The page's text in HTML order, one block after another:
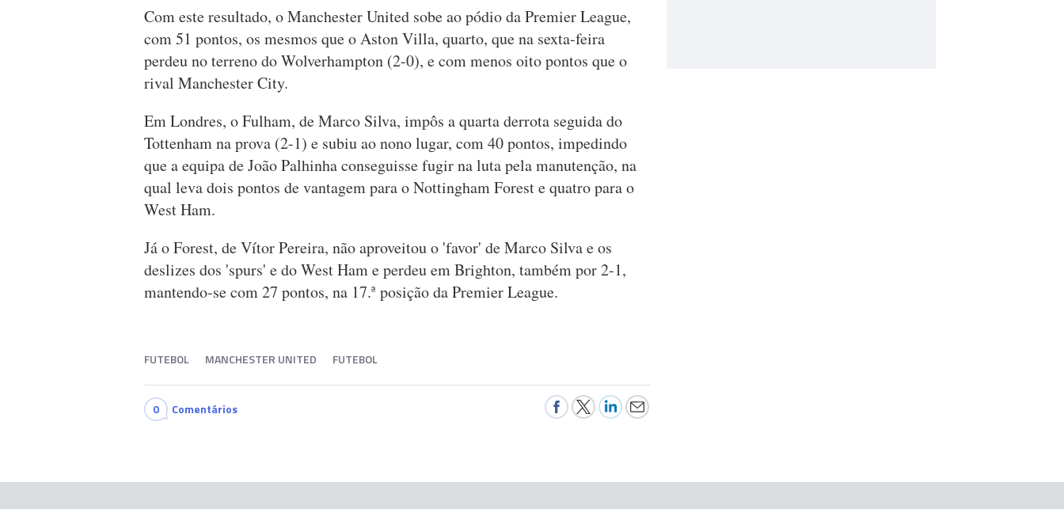
Com este resultado, o Manchester United sobe ao pódio da Premier League,
com 51 pontos, os mesmos que o Aston Villa, quarto, que na sexta-feira
perdeu no terreno do Wolverhampton (2-0), e com menos oito pontos que o
rival Manchester City.
Em Londres, o Fulham, de Marco Silva, impôs a quarta derrota seguida do
Tottenham na prova (2-1) e subiu ao nono lugar, com 40 pontos, impedindo
que a equipa de João Palhinha conseguisse fugir na luta pela manutenção, na
qual leva dois pontos de vantagem para o Nottingham Forest e quatro para o
West Ham.
Já o Forest, de Vítor Pereira, não aproveitou o 'favor' de Marco Silva e os
deslizes dos 'spurs' e do West Ham e perdeu em Brighton, também por 2-1,
mantendo-se com 27 pontos, na 17.ª posição da Premier League.
FUTEBOL MANCHESTER UNITED FUTEBOL
0 Comentários